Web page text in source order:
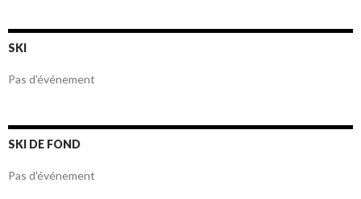
SKI
Pas d'événement
SKI DE FOND
Pas d'événement